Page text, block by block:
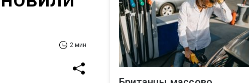
2 мин